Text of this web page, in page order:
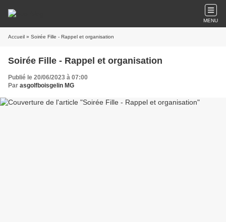
MENU
Accueil » Soirée Fille - Rappel et organisation
Soirée Fille - Rappel et organisation
Publié le 20/06/2023 à 07:00
Par asgolfboisgelin MG